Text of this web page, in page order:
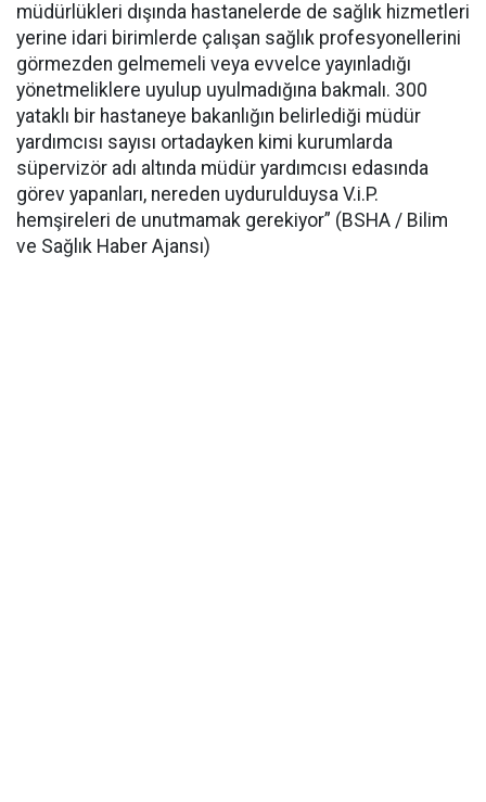
müdürlükleri dışında hastanelerde de sağlık hizmetleri
yerine idari birimlerde çalışan sağlık profesyonellerini
görmezden gelmemeli veya evvelce yayınladığı
yönetmeliklere uyulup uyulmadığına bakmalı. 300
yataklı bir hastaneye bakanlığın belirlediği müdür
yardımcısı sayısı ortadayken kimi kurumlarda
süpervizör adı altında müdür yardımcısı edasında
görev yapanları, nereden uydurulduysa V.i.P.
hemşireleri de unutmamak gerekiyor” (BSHA / Bilim
ve Sağlık Haber Ajansı)